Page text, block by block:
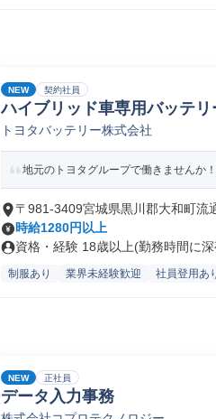
NEW 契約社員
ハイブリッド車専用バッテリ
トヨタバッテリー株式会社
地元のトヨタグループで働きませんか
〒981-3409宮城県黒川郡大和町流
時給1280円以上
資格・経験 18歳以上(勤務時間に
制服あり 業界未経験歓迎 社員登用あ
NEW 正社員
データ入力事務